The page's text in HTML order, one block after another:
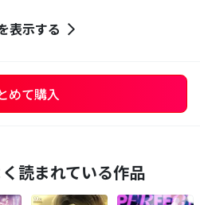
表示する
めて購入
読まれている作品